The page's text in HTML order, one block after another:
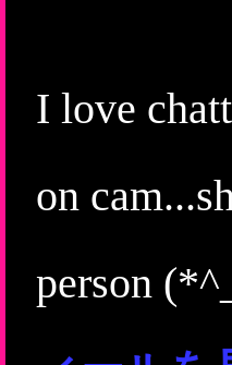
I love
on
person